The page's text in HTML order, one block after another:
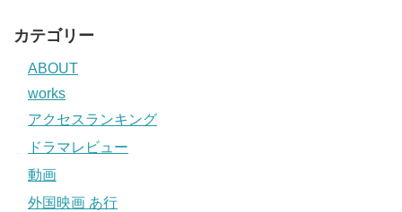
カテゴリー
ABOUT
works
アクセスランキング
ドラマレビュー
動画
外国映画 あ行